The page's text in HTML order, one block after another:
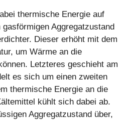
thermische Energie auf
Aggregatzustand
Dieser erhöht mit dem
um Wärme an die
Letzteres geschieht am
es sich um einen zweiten
thermische Energie an die
kühlt sich dabei ab.
Aggregatzustand über,